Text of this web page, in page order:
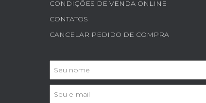
CONDIÇÕES DE VENDA ONLINE
CONTATOS
CANCELAR PEDIDO DE COMPRA